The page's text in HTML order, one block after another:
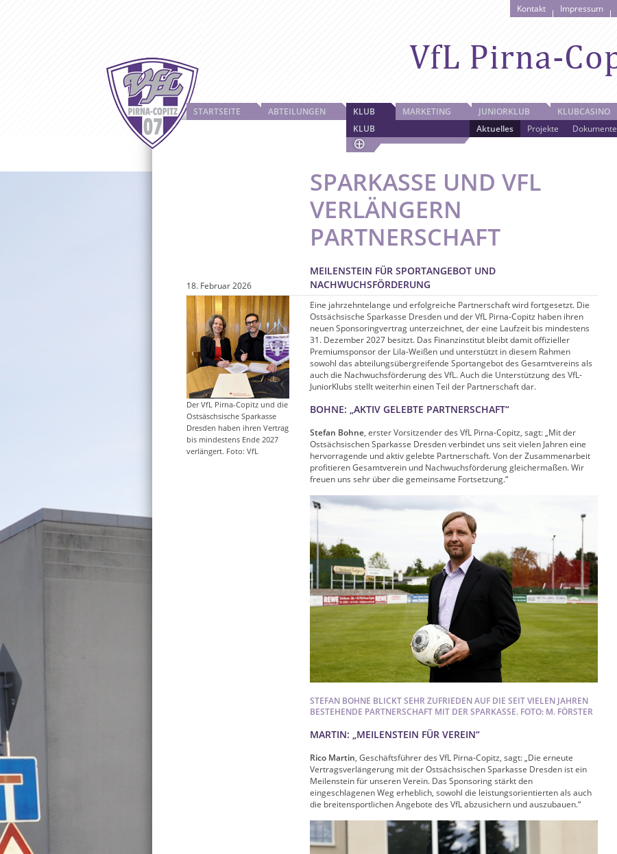
Kontakt Impressum
STARTSEITE ABTEILUNGEN
KLUB
KLUB
Aktuelles Projekte Dokumente
MARKETING JUNIORKLUB KLUBCASINO
SPARKASSE UND VFL
VERLÄNGERN
PARTNERSCHAFT
MEILENSTEIN FÜR SPORTANGEBOT UND
NACHWUCHSFÖRDERUNG
18. Februar 2026
Eine jahrzehntelange und erfolgreiche Partnerschaft wird fortgesetzt. Die
Ostsächsische Sparkasse Dresden und der VfL Pirna-Copitz haben ihren
neuen Sponsoringvertrag unterzeichnet, der eine Laufzeit bis mindestens
31. Dezember 2027 besitzt. Das Finanzinstitut bleibt damit offizieller
Premiumsponsor der Lila-Weißen und unterstützt in diesem Rahmen
sowohl das abteilungsübergreifende Sportangebot des Gesamtvereins als
auch die Nachwuchsförderung des VfL. Auch die Unterstützung des VfL-
JuniorKlubs stellt weiterhin einen Teil der Partnerschaft dar.
BOHNE: „AKTIV GELEBTE PARTNERSCHAFT“
Stefan Bohne, erster Vorsitzender des VfL Pirna-Copitz, sagt: „Mit der
Ostsächsischen Sparkasse Dresden verbindet uns seit vielen Jahren eine
hervorragende und aktiv gelebte Partnerschaft. Von der Zusammenarbeit
profitieren Gesamtverein und Nachwuchsförderung gleichermaßen. Wir
freuen uns sehr über die gemeinsame Fortsetzung.“
STEFAN BOHNE BLICKT SEHR ZUFRIEDEN AUF DIE SEIT VIELEN JAHREN
BESTEHENDE PARTNERSCHAFT MIT DER SPARKASSE. FOTO: M. FÖRSTER
MARTIN: „MEILENSTEIN FÜR VEREIN“
Rico Martin, Geschäftsführer des VfL Pirna-Copitz, sagt: „Die erneute
Vertragsverlängerung mit der Ostsächsischen Sparkasse Dresden ist ein
Meilenstein für unseren Verein. Das Sponsoring stärkt den
eingeschlagenen Weg erheblich, sowohl die leistungsorientierten als auch
die breitensportlichen Angebote des VfL abzusichern und auszubauen.“
Der VfL Pirna-Copitz und die
Ostsäschsische Sparkasse
Dresden haben ihren Vertrag
bis mindestens Ende 2027
verlängert. Foto: VfL